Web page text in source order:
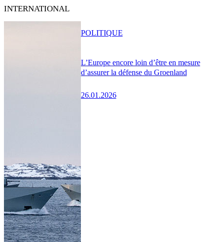
INTERNATIONAL
L’Europe encore loin d’être en mesure
d’assurer la défense du Groenland
26.01.2026
POLITIQUE